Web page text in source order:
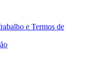
e Termos de